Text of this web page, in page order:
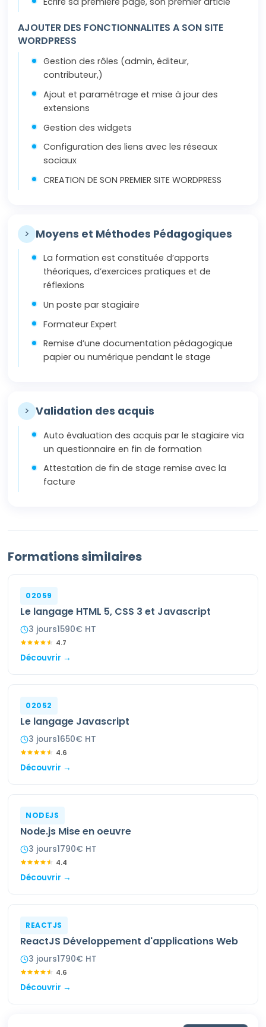
AJOUTER DES FONCTIONNALITES A SON SITE
WORDPRESS
Gestion des rôles (admin, éditeur,
contributeur,)
Ajout et paramétrage et mise à jour des
extensions
Gestion des widgets
Configuration des liens avec les réseaux
sociaux
CREATION DE SON PREMIER SITE WORDPRESS
> Moyens et Méthodes Pédagogiques
La formation est constituée d’apports
théoriques, d’exercices pratiques et de
réflexions
Un poste par stagiaire
Formateur Expert
Remise d’une documentation pédagogique
papier ou numérique pendant le stage
> Validation des acquis
Auto évaluation des acquis par le stagiaire via
un questionnaire en fin de formation
Attestation de fin de stage remise avec la
facture
Formations similaires
02059
Le langage HTML 5, CSS 3 et Javascript
3 jours1590€ HT
4.7
Découvrir →
02052
Le langage Javascript
3 jours1650€ HT
4.6
Découvrir →
NODEJS
Node.js Mise en oeuvre
3 jours1790€ HT
4.4
Découvrir →
REACTJS
ReactJS Développement d'applications Web
3 jours1790€ HT
4.6
Découvrir →